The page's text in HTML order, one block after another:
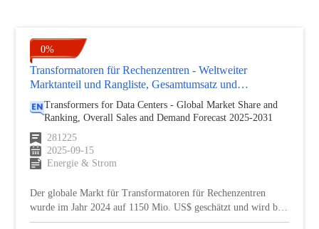
0%
Transformatoren für Rechenzentren - Weltweiter
Marktanteil und Rangliste, Gesamtumsatz und
Nachfrageprognose 2025-2031
Transformers for Data Centers - Global Market Share and
Ranking, Overall Sales and Demand Forecast 2025-2031
281225
2025-09-15
Energie & Strom
Der globale Markt für Transformatoren für Rechenzentren
wurde im Jahr 2024 auf 1150 Mio. US$ geschätzt und wird bis
2031 mit einer CAGR von 13.4% während des